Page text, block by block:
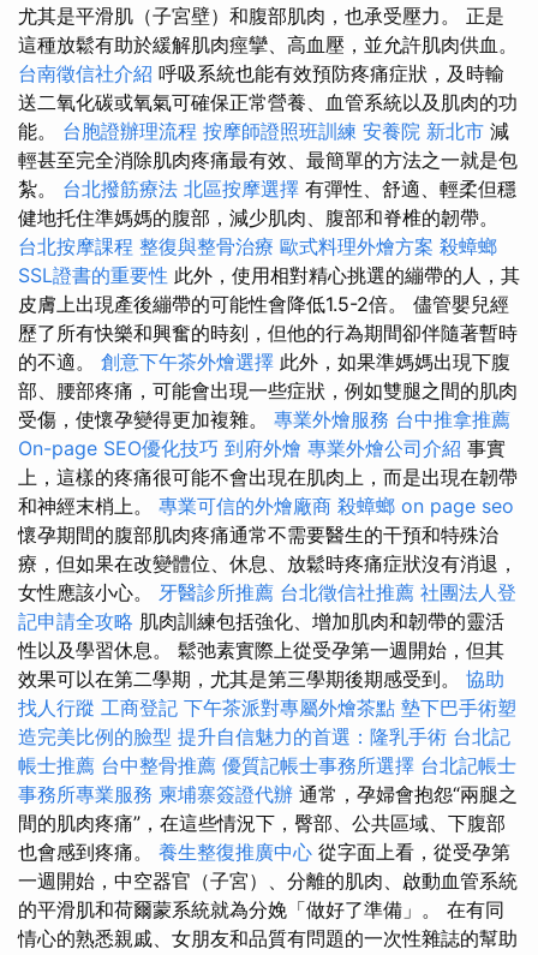
尤其是平滑肌（子宮壁）和腹部肌肉，也承受壓力。 正是
這種放鬆有助於緩解肌肉痙攣、高血壓，並允許肌肉供血。
台南徵信社介紹 呼吸系統也能有效預防疼痛症狀，及時輸
送二氧化碳或氧氣可確保正常營養、血管系統以及肌肉的功
能。 台胞證辦理流程 按摩師證照班訓練 安養院 新北市 減
輕甚至完全消除肌肉疼痛最有效、最簡單的方法之一就是包
紮。 台北撥筋療法 北區按摩選擇 有彈性、舒適、輕柔但穩
健地托住準媽媽的腹部，減少肌肉、腹部和脊椎的韌帶。
台北按摩課程 整復與整骨治療 歐式料理外燴方案 殺蟑螂
SSL證書的重要性 此外，使用相對精心挑選的繃帶的人，其
皮膚上出現產後繃帶的可能性會降低1.5-2倍。 儘管嬰兒經
歷了所有快樂和興奮的時刻，但他的行為期間卻伴隨著暫時
的不適。 創意下午茶外燴選擇 此外，如果準媽媽出現下腹
部、腰部疼痛，可能會出現一些症狀，例如雙腿之間的肌肉
受傷，使懷孕變得更加複雜。 專業外燴服務 台中推拿推薦
On-page SEO優化技巧 到府外燴 專業外燴公司介紹 事實
上，這樣的疼痛很可能不會出現在肌肉上，而是出現在韌帶
和神經末梢上。 專業可信的外燴廠商 殺蟑螂 on page seo
懷孕期間的腹部肌肉疼痛通常不需要醫生的干預和特殊治
療，但如果在改變體位、休息、放鬆時疼痛症狀沒有消退，
女性應該小心。 牙醫診所推薦 台北徵信社推薦 社團法人登
記申請全攻略 肌肉訓練包括強化、增加肌肉和韌帶的靈活
性以及學習休息。 鬆弛素實際上從受孕第一週開始，但其
效果可以在第二學期，尤其是第三學期後期感受到。 協助
找人行蹤 工商登記 下午茶派對專屬外燴茶點 墊下巴手術塑
造完美比例的臉型 提升自信魅力的首選：隆乳手術 台北記
帳士推薦 台中整骨推薦 優質記帳士事務所選擇 台北記帳士
事務所專業服務 柬埔寨簽證代辦 通常，孕婦會抱怨“兩腿之
間的肌肉疼痛”，在這些情況下，臀部、公共區域、下腹部
也會感到疼痛。 養生整復推廣中心 從字面上看，從受孕第
一週開始，中空器官（子宮）、分離的肌肉、啟動血管系統
的平滑肌和荷爾蒙系統就為分娩「做好了準備」。 在有同
情心的熟悉親戚、女朋友和品質有問題的一次性雜誌的幫助